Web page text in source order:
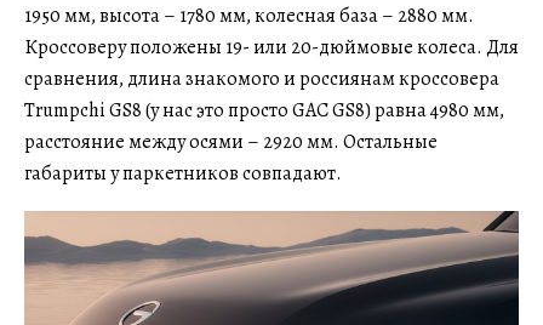
1950 мм, высота – 1780 мм, колесная база – 2880 мм.
Кроссоверу положены 19- или 20-дюймовые колеса. Для
сравнения, длина знакомого и россиянам кроссовера
Trumpchi GS8 (у нас это просто GAC GS8) равна 4980 мм,
расстояние между осями – 2920 мм. Остальные
габариты у паркетников совпадают.